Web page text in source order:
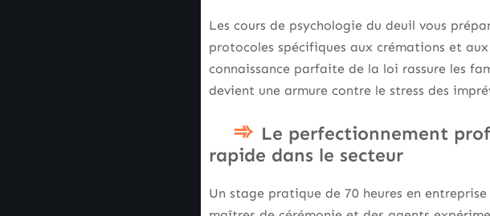
Les cours de psychologie du deuil vous
protocoles spécifiques aux crémations et
connaissance parfaite de la loi rassure les
devient une armure contre le stress des
Le perfectionnement
rapide dans le secteur
Un stage pratique de 70 heures en